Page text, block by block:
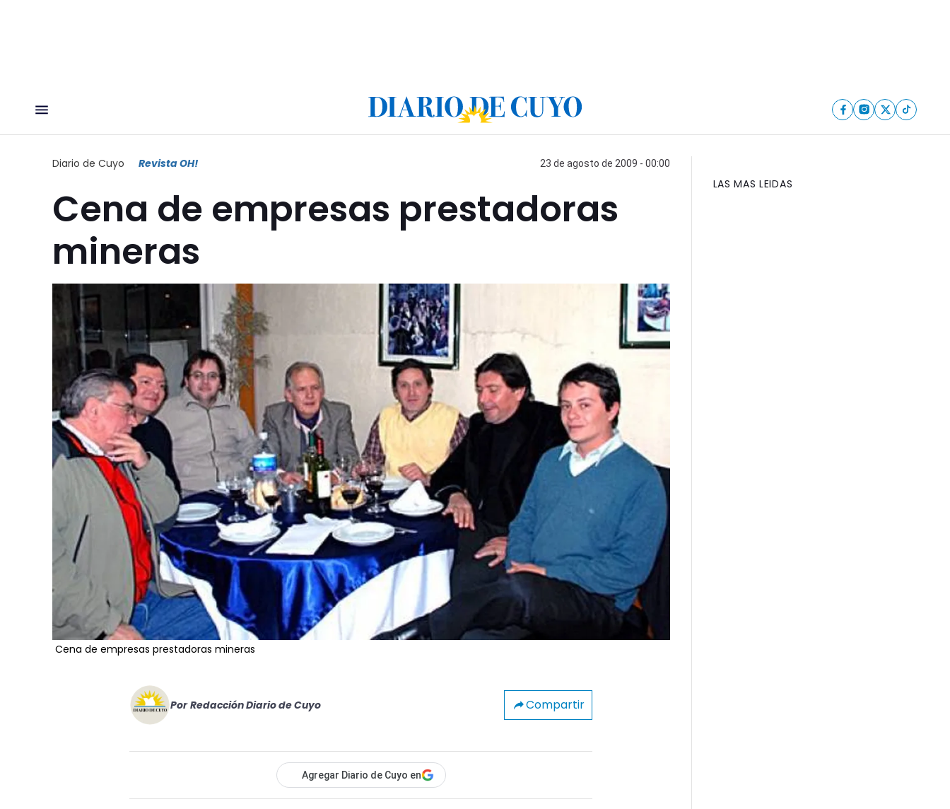
Diario de Cuyo Revista OH! 23 de agosto de 2009 - 00:00
Cena de empresas prestadoras
mineras
Cena de empresas prestadoras mineras
Por Redacción Diario de Cuyo Compartir
Agregar Diario de Cuyo en
LAS MAS LEIDAS